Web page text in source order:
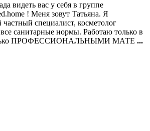
видеть вас у себя в группе
! Меня зовут Татьяна. Я
специалист, косметолог
санитарные нормы. Работаю только в
ПРОФЕССИОНАЛЬНЫМИ МАТЕ ...